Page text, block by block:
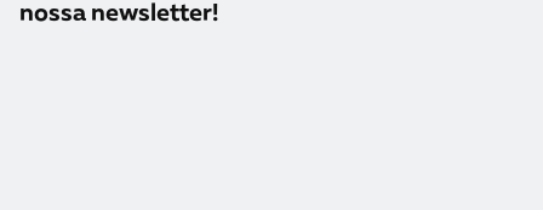
nossa newsletter!